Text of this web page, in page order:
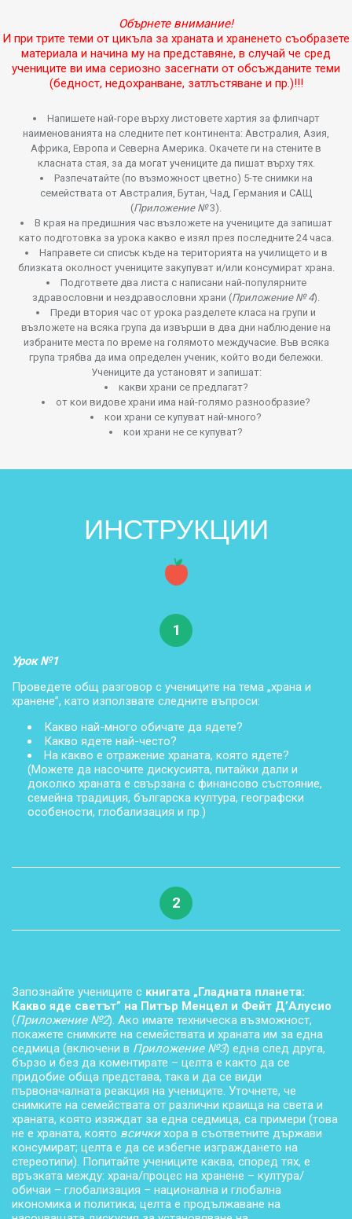
Обърнете внимание!
И при трите теми от цикъла за храната и храненето съобразете
материала и начина му на представяне, в случай че сред
учениците ви има сериозно засегнати от обсъжданите теми
(бедност, недохранване, затлъстяване и пр.)!!!
Напишете най-горе върху листовете хартия за флипчарт
наименованията на следните пет континента: Австралия, Азия,
Африка, Европа и Северна Америка. Окачете ги на стените в
класната стая, за да могат учениците да пишат върху тях.
Разпечатайте (по възможност цветно) 5-те снимки на
семействата от Австралия, Бутан, Чад, Германия и САЩ
(Приложение №3).
В края на предишния час възложете на учениците да запишат
като подготовка за урока какво е изял през последните 24 часа.
Направете си списък къде на територията на училището и в
близката околност учениците закупуват и/или консумират храна.
Подгответе два листа с написани най-популярните
здравословни и нездравословни храни (Приложение № 4).
Преди втория час от урока разделете класа на групи и
възложете на всяка група да извърши в два дни наблюдение на
избраните места по време на голямото междучасие. Във всяка
група трябва да има определен ученик, който води бележки.
Учениците да установят и запишат:
какви храни се предлагат?
от кои видове храни има най-голямо разнообразие?
кои храни се купуват най-много?
кои храни не се купуват?
ИНСТРУКЦИИ
1
Урок №1
Проведете общ разговор с учениците на тема „храна и
хранене”, като използвате следните въпроси:
Какво най-много обичате да ядете?
Какво ядете най-често?
На какво е отражение храната, която ядете?
(Можете да насочите дискусията, питайки дали и
доколко храната е свързана с финансово състояние,
семейна традиция, българска култура, географски
особености, глобализация и пр.)
2
Запознайте учениците с книгата „Гладната планета:
Какво яде светът” на Питър Менцел и Фейт Д’Алусио
(Приложение №2). Ако имате техническа възможност,
покажете снимките на семействата и храната им за една
седмица (включени в Приложение №3) една след друга,
бързо и без да коментирате – целта е както да се
придобие обща представа, така и да се види
първоначалната реакция на учениците. Уточнете, че
снимките на семействата от различни краища на света и
храната, която изяждат за една седмица, са примери (това
не е храната, която всичкихора в съответните държави
консумират; целта е да се избегне изграждането на
стереотипи). Попитайте учениците каква, според тях, е
връзката между: храна/процес на хранене – култура/
обичаи – глобализация – национална и глобална
икономика и политика; целта е продължаване на